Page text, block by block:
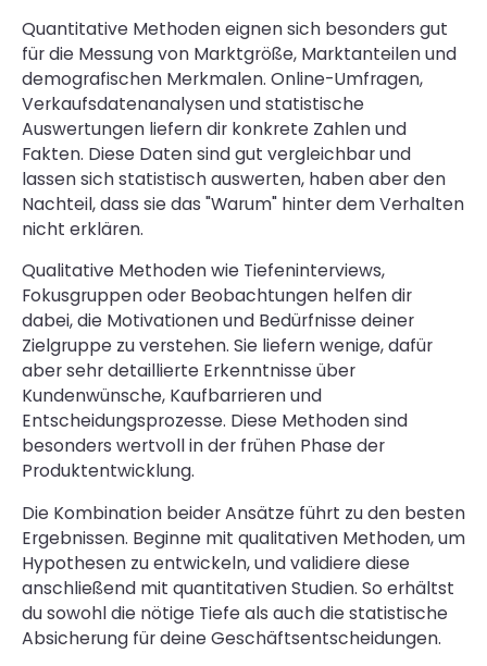
Quantitative Methoden eignen sich besonders gut
für die Messung von Marktgröße, Marktanteilen und
demografischen Merkmalen. Online-Umfragen,
Verkaufsdatenanalysen und statistische
Auswertungen liefern dir konkrete Zahlen und
Fakten. Diese Daten sind gut vergleichbar und
lassen sich statistisch auswerten, haben aber den
Nachteil, dass sie das "Warum" hinter dem Verhalten
nicht erklären.
Qualitative Methoden wie Tiefeninterviews,
Fokusgruppen oder Beobachtungen helfen dir
dabei, die Motivationen und Bedürfnisse deiner
Zielgruppe zu verstehen. Sie liefern wenige, dafür
aber sehr detaillierte Erkenntnisse über
Kundenwünsche, Kaufbarrieren und
Entscheidungsprozesse. Diese Methoden sind
besonders wertvoll in der frühen Phase der
Produktentwicklung.
Die Kombination beider Ansätze führt zu den besten
Ergebnissen. Beginne mit qualitativen Methoden, um
Hypothesen zu entwickeln, und validiere diese
anschließend mit quantitativen Studien. So erhältst
du sowohl die nötige Tiefe als auch die statistische
Absicherung für deine Geschäftsentscheidungen.